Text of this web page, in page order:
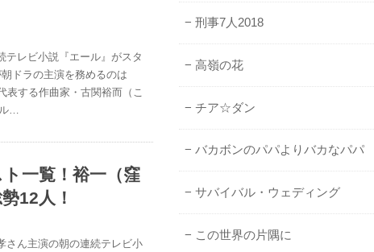
テレビ小説『エール』がスタ
ドラの主演を務めるのは
表する作曲家・古関裕而（こ
…
ト一覧！裕一（窪
12人！
さん主演の朝の連続テレビ小
刑事7人2018
高嶺の花
チア☆ダン
バカボンのパパよりバカなパパ
サバイバル・ウェディング
この世界の片隅に